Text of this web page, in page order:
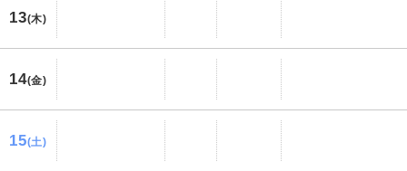
13(木)
14(金)
15(土)